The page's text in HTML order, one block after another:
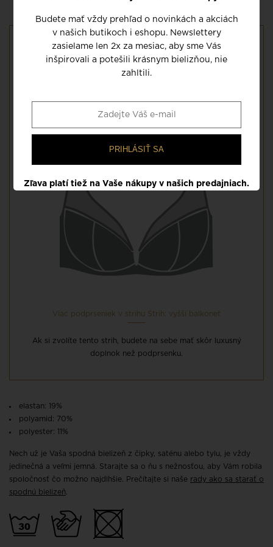
STRIH: VYŠŠÍ BALKONET
Nevystužená podprsenka trojuholníkového strihu s nízkym
Viac podprseniek v strihu Strih: vyšší balkonet
Ak si zvolíte tento strih, budete na sebe mať skôr luxusný
doplnok než podprsenku.
elastan: 19%
polyamid: 70%
polyester: 11%
Nech už je Vaša spodná bielizeň z čipky, saténu alebo tylu, je vždy
jedinečná a veľmi jemná. Starajte sa o ňu s nežnosťou, aby Vám robila
spoločnosť čo možno najdlhšie. Prečítajte si naše rady ako sa starať o
spodnú bielizeň
Budete mať vždy prehľad o novinkách a akciách
v našich butikoch i eshopu. Newslettery
zasielame len 2x za mesiac, aby sme Vás
inšpirovali a potešili krásnym bielizňou, nie
zahltili.
PRIHLÁSIŤ SA
Zľava platí tiež na Vaše nákupy v našich predajniach.